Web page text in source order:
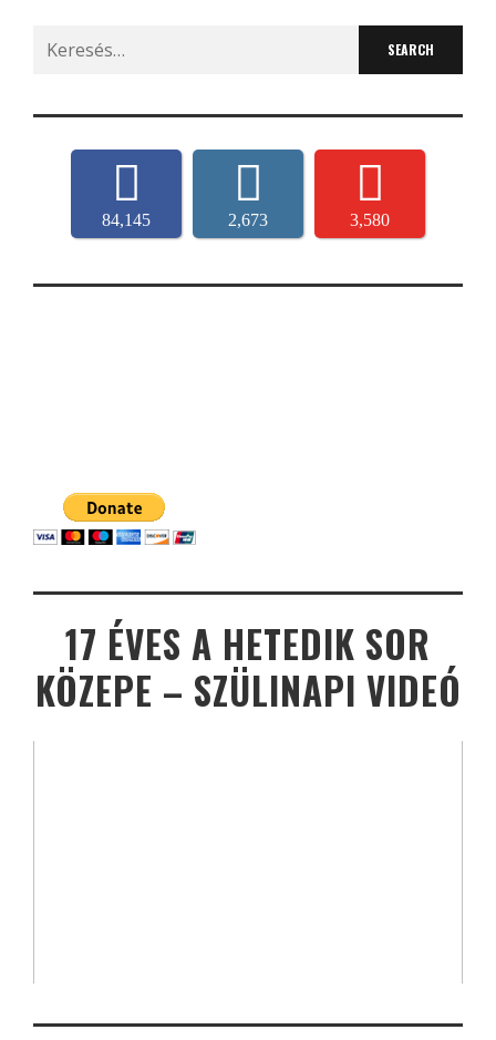
Search
for:
84,145 2,673 3,580
17 ÉVES A HETEDIK SOR
KÖZEPE – SZÜLINAPI VIDEÓ